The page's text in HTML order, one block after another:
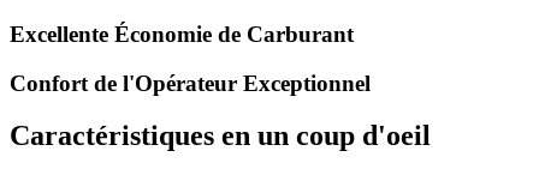
Excellente Économie de Carburant
Confort de l'Opérateur Exceptionnel
Caractéristiques en un coup d'oeil